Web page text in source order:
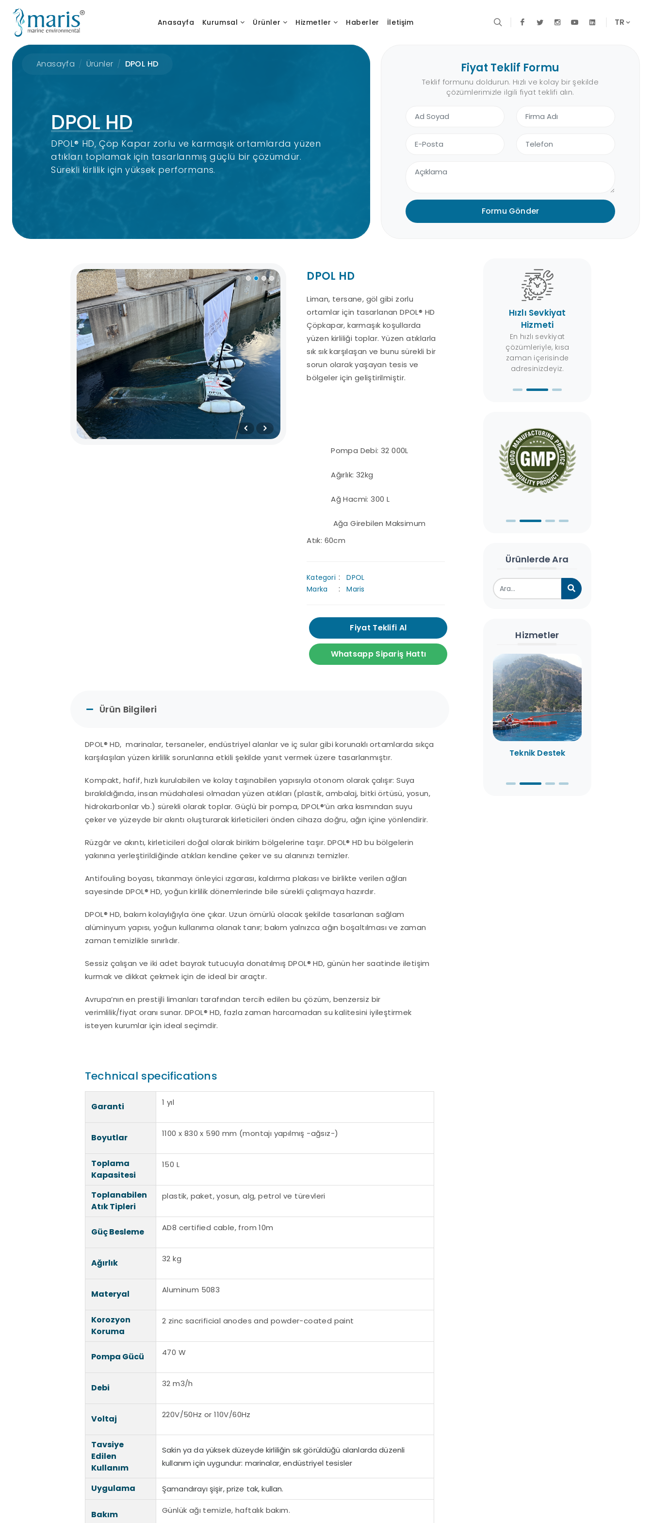
TR
Anasayfa Kurumsal Ürünler Hizmetler Haberler İletişim
Anasayfa Ürünler DPOL HD
DPOL HD
DPOL® HD, Çöp Kapar zorlu ve karmaşık ortamlarda yüzen
atıkları toplamak için tasarlanmış güçlü bir çözümdür.
Sürekli kirlilik için yüksek performans.
Fiyat Teklif Formu
Teklif formunu doldurun. Hızlı ve kolay bir şekilde
çözümlerimizle ilgili fiyat teklifi alın.
Formu Gönder
DPOL HD
Liman, tersane, göl gibi zorlu
ortamlar için tasarlanan DPOL® HD
Çöpkapar, karmaşık koşullarda
yüzen kirliliği toplar. Yüzen atıklarla
sık sık karşılaşan ve bunu sürekli bir
sorun olarak yaşayan tesis ve
bölgeler için geliştirilmiştir.
Pompa Debi: 32 000L
Ağırlık: 32kg
Ağ Hacmi: 300 L
Ağa Girebilen Maksimum
Atık: 60cm
Kategori
DPOL
Marka
Maris
Fiyat Teklifi Al
Whatsapp Sipariş Hattı
Ürün Bilgileri
DPOL® HD, marinalar, tersaneler, endüstriyel alanlar ve iç sular gibi korunaklı ortamlarda sıkça
karşılaşılan yüzen kirlilik sorunlarına etkili şekilde yanıt vermek üzere tasarlanmıştır.
Kompakt, hafif, hızlı kurulabilen ve kolay taşınabilen yapısıyla otonom olarak çalışır: Suya
bırakıldığında, insan müdahalesi olmadan yüzen atıkları (plastik, ambalaj, bitki örtüsü, yosun,
hidrokarbonlar vb.) sürekli olarak toplar. Güçlü bir pompa, DPOL®’ün arka kısmından suyu
çeker ve yüzeyde bir akıntı oluşturarak kirleticileri önden cihaza doğru, ağın içine yönlendirir.
Rüzgâr ve akıntı, kirleticileri doğal olarak birikim bölgelerine taşır. DPOL® HD bu bölgelerin
yakınına yerleştirildiğinde atıkları kendine çeker ve su alanınızı temizler.
Antifouling boyası, tıkanmayı önleyici ızgarası, kaldırma plakası ve birlikte verilen ağları
sayesinde DPOL® HD, yoğun kirlilik dönemlerinde bile sürekli çalışmaya hazırdır.
DPOL® HD, bakım kolaylığıyla öne çıkar. Uzun ömürlü olacak şekilde tasarlanan sağlam
alüminyum yapısı, yoğun kullanıma olanak tanır; bakım yalnızca ağın boşaltılması ve zaman
zaman temizlikle sınırlıdır.
Sessiz çalışan ve iki adet bayrak tutucuyla donatılmış DPOL® HD, günün her saatinde iletişim
kurmak ve dikkat çekmek için de ideal bir araçtır.
Avrupa’nın en prestijli limanları tarafından tercih edilen bu çözüm, benzersiz bir
verimlilik/fiyat oranı sunar. DPOL® HD, fazla zaman harcamadan su kalitesini iyileştirmek
isteyen kurumlar için ideal seçimdir.
Technical specifications
Garanti 1 yıl
Boyutlar 1100 x 830 x 590 mm (montajı yapılmış -ağsız-)
Toplama
Kapasitesi
150 L
Toplanabilen
Atık Tipleri
plastik, paket, yosun, alg, petrol ve türevleri
Güç Besleme AD8 certified cable, from 10m
Ağırlık 32 kg
Materyal Aluminum 5083
Korozyon
Koruma
2 zinc sacrificial anodes and powder-coated paint
Pompa Gücü 470 W
Debi 32 m3/h
Voltaj 220V/50Hz or 110V/60Hz
Tavsiye
Edilen
Kullanım
Sakin ya da yüksek düzeyde kirliliğin sık görüldüğü alanlarda düzenli
kullanım için uygundur: marinalar, endüstriyel tesisler
Uygulama Şamandırayı şişir, prize tak, kullan.
Bakım Günlük ağı temizle, haftalık bakım.
Hızlı Sevkiyat
Hizmeti
En hızlı sevkiyat
çözümleriyle, kısa
zaman içerisinde
adresinizdeyiz.
Destek Hattı
7/24 uzman ekibimizden
destek alabilirsiniz.
Kartla Ödeme
Tüm sipariş
işlemlerinizde kredi
Hızlı Sevkiyat
Hizmeti
En hızlı sevkiyat
çözümleriyle, kısa
zaman içerisinde
adresinizdeyiz.
Ürünlerde Ara
Hizmetler
Kiralama
Olanakları
Çevre
Danışmanlığı
Teknik Destek